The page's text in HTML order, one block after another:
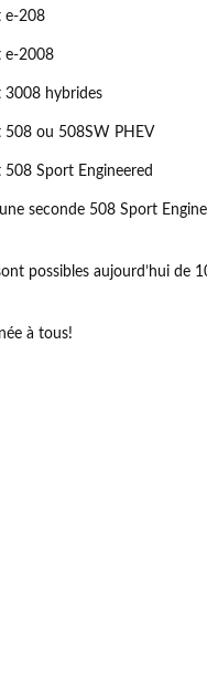
e-208
e-2008
3008 hybrides
508 ou 508SW PHEV
508 Sport Engineered
seconde 508 Sport
possibles aujourd’hui de
à tous!